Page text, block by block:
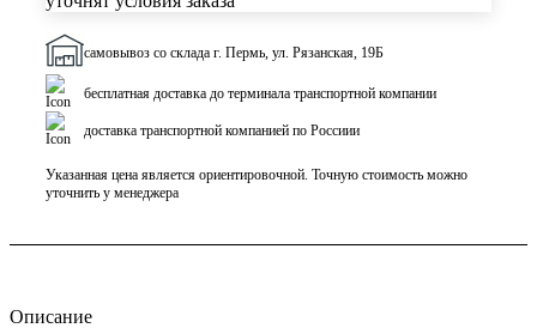
самовывоз со склада г. Пермь, ул. Рязанская, 19Б
бесплатная доставка до терминала транспортной компании
доставка транспортной компанией по Россиии
Указанная цена является ориентировочной. Точную стоимость можно
уточнить у менеджера
Описание